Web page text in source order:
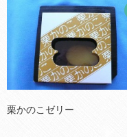
栗かのこゼリー